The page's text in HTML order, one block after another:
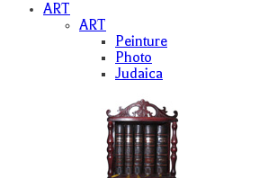
ART
ART
Peinture
Photo
Judaica